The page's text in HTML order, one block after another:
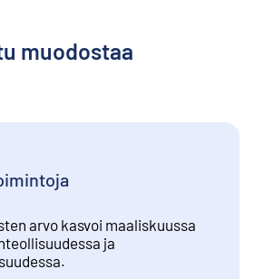
muodostaa
arvo kasvoi maaliskuussa
ja